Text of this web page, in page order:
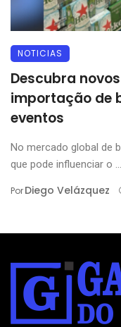
NOTICIAS
Descubra
importação de
eventos
No mercado global de
que pode influenciar o ...
PorDiego Velázquez